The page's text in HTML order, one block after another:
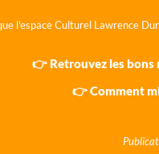
l'espace Culturel Lawrence
👉 Retrouvez les bons
👉 Comment